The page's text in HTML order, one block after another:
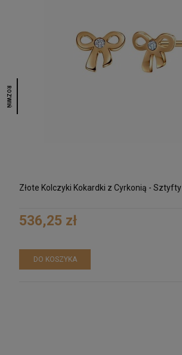
ROZWIŃ
Złote Kolczyki Kokardki z Cyrkonią - Sztyfty
536,25 zł
DO KOSZYKA